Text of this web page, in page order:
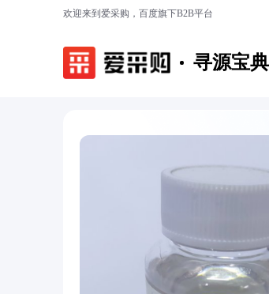
欢迎来到爱采购，百度旗下B2B平台
寻源宝典